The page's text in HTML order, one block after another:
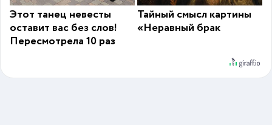
Этот танец невесты
оставит вас без слов!
Пересмотрела 10 раз
Тайный смысл картины
«Неравный брак